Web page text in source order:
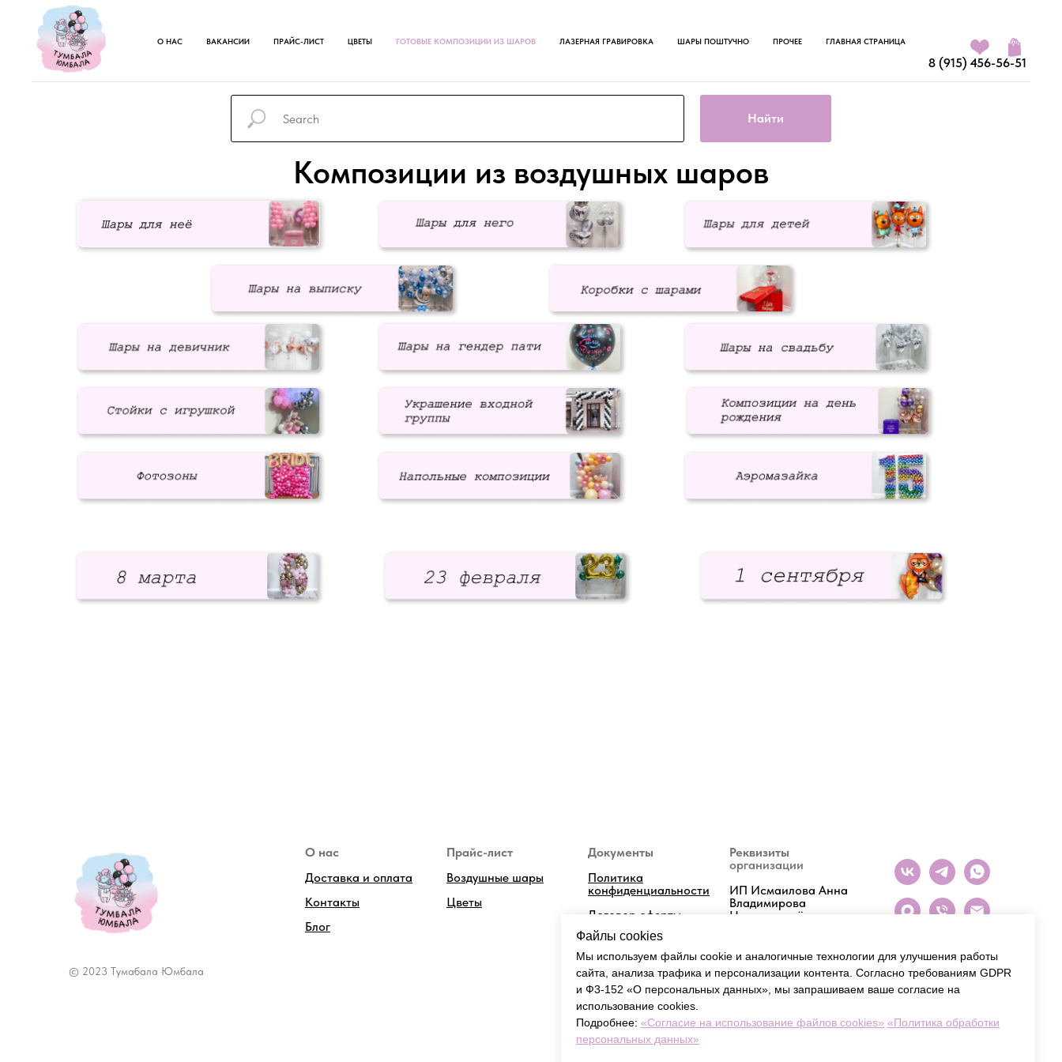
Файлы cookies
Мы используем файлы cookie и аналогичные технологии для улучшения работы
сайта, анализа трафика и персонализации контента. Согласно требованиям GDPR
и Ф3-152 «О персональных данных», мы запрашиваем ваше согласие на
использование cookies.
Подробнее: «Согласие на использование файлов cookies» «Политика обработки
персональных данных»
О НАС ВАКАНСИИ ПРАЙС-ЛИСТ ЦВЕТЫ ГОТОВЫЕ КОМПОЗИЦИИ ИЗ ШАРОВ ЛАЗЕРНАЯ ГРАВИРОВКА ШАРЫ ПОШТУЧНО ПРОЧЕЕ ГЛАВНАЯ СТРАНИЦА
Найти
Композиции из воздушных шаров
© 2023 Тумабала Юмбала
О нас
Доставка и оплата
Контакты
Блог
Прайс-лист
Воздушные шары
Цветы
Документы
Политика
конфиденциальности
Договор оферты
Согласия на
обработку и
хранение
данных
Реквизиты
организации
ИП Исмаилова Анна
Владимирова
Номер расчётного
БИК 044525999
8 (915) 456-56-51